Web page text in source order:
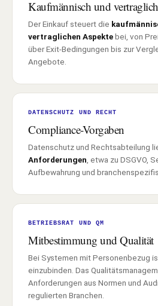
Kaufmännisch und vertraglich
Der Einkauf steuert die
vertraglichen Aspektebei, von
über Exit-Bedingungen bis zur
Angebote.
DATENSCHUTZ UND RECHT
Compliance-Vorgaben
Datenschutz und Rechtsabteilung
Anforderungen , etwa zu DSGVO,
Aufbewahrung und
BETRIEBSRAT UND QM
Mitbestimmung und Qualität
Bei Systemen mit Personenbezug
einzubinden. Das
Anforderungen aus Normen und
regulierten Branchen.